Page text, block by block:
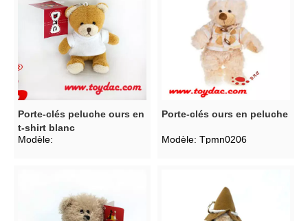
Porte-clés peluche ours en
t-shirt blanc
Modèle:
Porte-clés ours en peluche
Modèle: Tpmn0206